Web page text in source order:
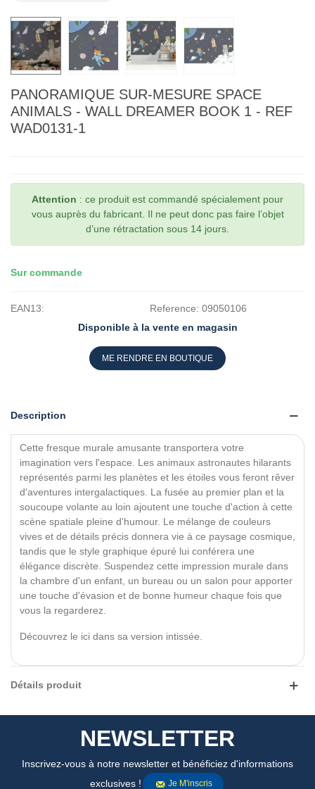
PANORAMIQUE SUR-MESURE SPACE
ANIMALS - WALL DREAMER BOOK 1 - REF
WAD0131-1
Attention : ce produit est commandé spécialement pour
vous auprès du fabricant. Il ne peut donc pas faire l’objet
d’une rétractation sous 14 jours.
Sur commande
EAN13: Reference: 09050106
Disponible à la vente en magasin
ME RENDRE EN BOUTIQUE
Description
Cette fresque murale amusante transportera votre
imagination vers l'espace. Les animaux astronautes hilarants
représentés parmi les planètes et les étoiles vous feront rêver
d'aventures intergalactiques. La fusée au premier plan et la
soucoupe volante au loin ajoutent une touche d'action à cette
scène spatiale pleine d'humour. Le mélange de couleurs
vives et de détails précis donnera vie à ce paysage cosmique,
tandis que le style graphique épuré lui conférera une
élégance discrète. Suspendez cette impression murale dans
la chambre d'un enfant, un bureau ou un salon pour apporter
une touche d'évasion et de bonne humeur chaque fois que
vous la regarderez.
Découvrez le ici dans sa version intissée.
Détails produit
NEWSLETTER
Inscrivez-vous à notre newsletter et bénéficiez d'informations
exclusives !
Je M'inscris